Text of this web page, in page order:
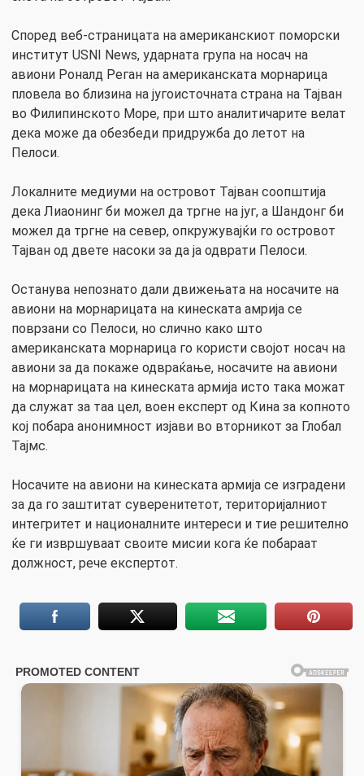
Според веб-страницата на американскиот поморски
институт USNI News, ударната група на носач на
авиони Роналд Реган на американската морнарица
пловела во близина на југоисточната страна на Тајван
во Филипинското Море, при што аналитичарите велат
дека може да обезбеди придружба до летот на
Пелоси.
Локалните медиуми на островот Тајван соопштија
дека Лиаонинг би можел да тргне на југ, а Шандонг би
можел да тргне на север, опкружувајќи го островот
Тајван од двете насоки за да ја одврати Пелоси.
Останува непознато дали движењата на носачите на
авиони на морнарицата на кинеската амрија се
поврзани со Пелоси, но слично како што
американската морнарица го користи својот носач на
авиони за да покаже одвраќање, носачите на авиони
на морнарицата на кинеската армија исто така можат
да служат за таа цел, воен експерт од Кина за копното
кој побара анонимност изјави во вторникот за Глобал
Тајмс.
Носачите на авиони на кинеската армија се изградени
за да го заштитат суверенитетот, територијалниот
интегритет и националните интереси и тие решително
ќе ги извршуваат своите мисии кога ќе побараат
должност, рече експертот.